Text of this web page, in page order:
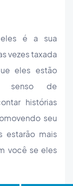
é a sua
vezes taxada
eles estão
senso de
histórias
seu
estarão mais
você se eles